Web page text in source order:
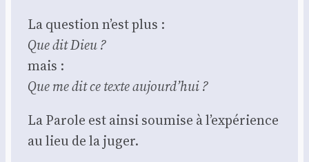
La ques­tion n’est plus :
Que dit Dieu ?
mais :
Que me dit ce texte aujourd’hui ?
La Parole est ain­si sou­mise à l’expérience
au lieu de la juger.